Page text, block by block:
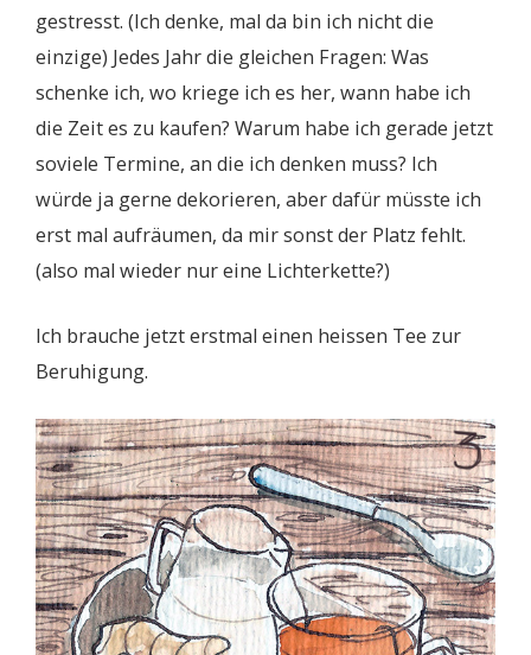
gestresst. (Ich denke, mal da bin ich nicht die
einzige) Jedes Jahr die gleichen Fragen: Was
schenke ich, wo kriege ich es her, wann habe ich
die Zeit es zu kaufen? Warum habe ich gerade jetzt
soviele Termine, an die ich denken muss? Ich
würde ja gerne dekorieren, aber dafür müsste ich
erst mal aufräumen, da mir sonst der Platz fehlt.
(also mal wieder nur eine Lichterkette?)
Ich brauche jetzt erstmal einen heissen Tee zur
Beruhigung.